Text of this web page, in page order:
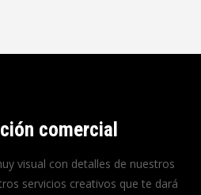
comercial
visual con detalles de nuestros
servicios creativos que te dará